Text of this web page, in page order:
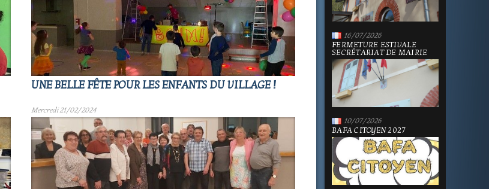
UNE BELLE FÊTE POUR LES ENFANTS DU VILLAGE !
Mercredi 21/02/2024
16/07/2026
FERMETURE ESTIVALE
SECRÉTARIAT DE MAIRIE
10/07/2026
BAFA CITOYEN 2027